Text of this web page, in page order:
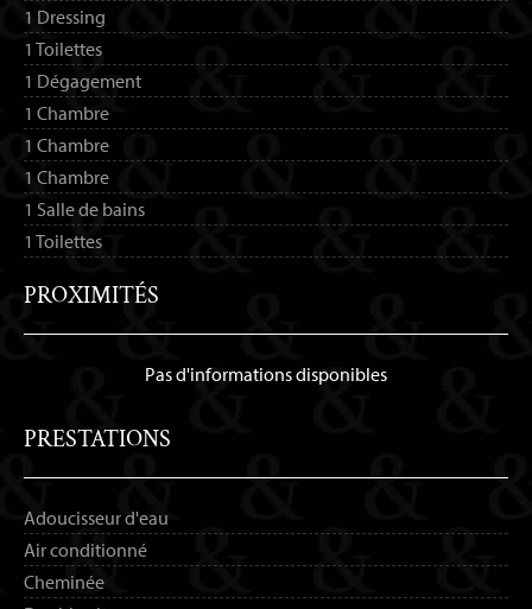
1 Dressing
1 Toilettes
1 Dégagement
1 Chambre
1 Chambre
1 Chambre
1 Salle de bains
1 Toilettes
PROXIMITÉS
Pas d'informations disponibles
PRESTATIONS
Adoucisseur d'eau
Air conditionné
Cheminée